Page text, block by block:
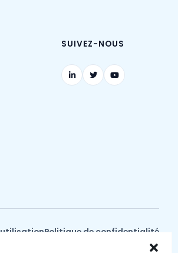
SUIVEZ-NOUS
Politique de confidentialité